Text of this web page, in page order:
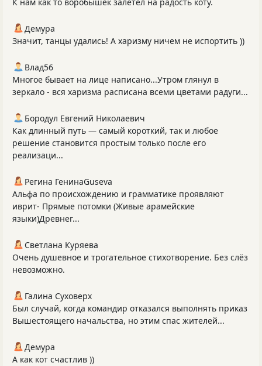
Демура
Значит, танцы удались! А харизму ничем не испортить ))
Влад56
Многое бывает на лице написано...Утром глянул в
зеркало - вся харизма расписана всеми цветами радуги...
Бородул Евгений Николаевич
Как длинный путь — самый короткий, так и любое
решение становится простым только после его
реализаци...
Регина ГенинаGuseva
Альфа по происхождению и грамматике проявляют
иврит- Прямые потомки (Живые арамейские
языки)Древнег...
Светлана Куряева
Очень душевное и трогательное стихотворение. Без слёз
невозможно.
Галина Суховерх
Был случай, когда командир отказался выполнять приказ
Вышестоящего начальства, но этим спас жителей...
Демура
А как кот счастлив ))